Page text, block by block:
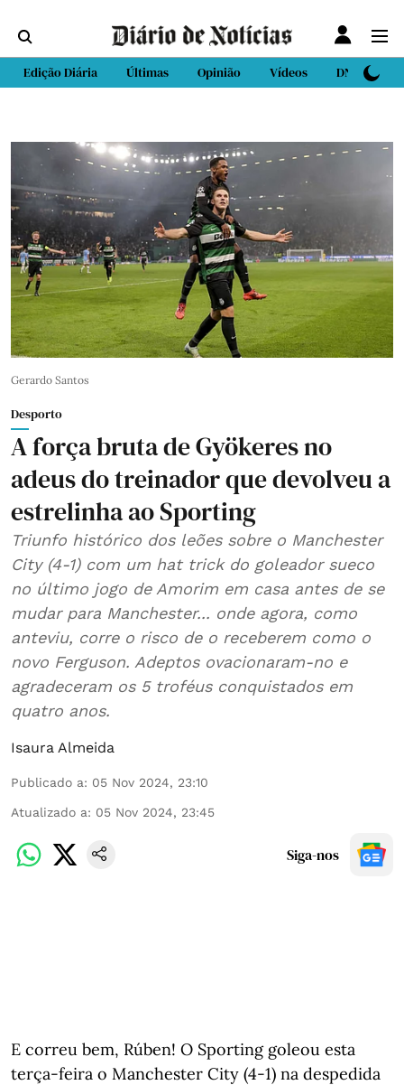
Edição Diária Últimas Opinião Vídeos DN Sport
Gerardo Santos
Desporto
A força bruta de Gyökeres no
adeus do treinador que devolveu a
estrelinha ao Sporting
Triunfo histórico dos leões sobre o Manchester
City (4-1) com um hat trick do goleador sueco
no último jogo de Amorim em casa antes de se
mudar para Manchester... onde agora, como
anteviu, corre o risco de o receberem como o
novo Ferguson. Adeptos ovacionaram-no e
agradeceram os 5 troféus conquistados em
quatro anos.
Isaura Almeida
Publicado a: 05 Nov 2024, 23:10
Atualizado a: 05 Nov 2024, 23:45
Siga-nos
E correu bem, Rúben! O Sporting goleou esta
terça-feira o Manchester City (4-1) na despedida